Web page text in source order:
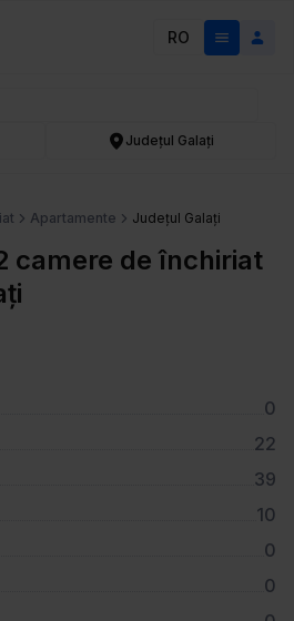
RO
Județul Galați
Apartamente Județul Galați
camere de închiriat
0
22
39
10
0
0